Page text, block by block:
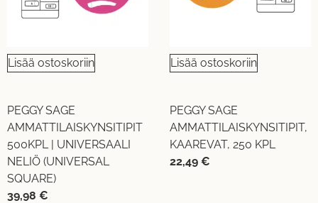
Lisää ostoskoriin
PEGGY SAGE
AMMATTILAISKYNSITIPIT
500KPL | UNIVERSAALI
NELIÖ (UNIVERSAL
SQUARE)
39,98 €
Lisää ostoskoriin
PEGGY SAGE
AMMATTILAISKYNSITIPIT,
KAAREVAT, 250 KPL
22,49 €